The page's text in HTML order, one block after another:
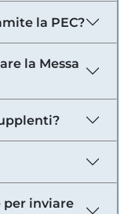
la PEC?
la Messa
per inviare